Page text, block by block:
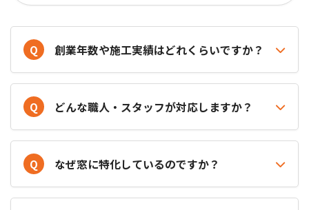
Q 創業年数や施工実績はどれくらいですか？
Q どんな職人・スタッフが対応しますか？
Q なぜ窓に特化しているのですか？